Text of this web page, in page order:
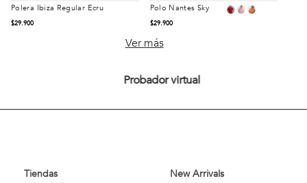
Polera Ibiza Regular Ecru
$29.900
Talla Polo Nantes Sky
$29.900
Talla
Ver más
Probador virtual
Tiendas
New Arrivals